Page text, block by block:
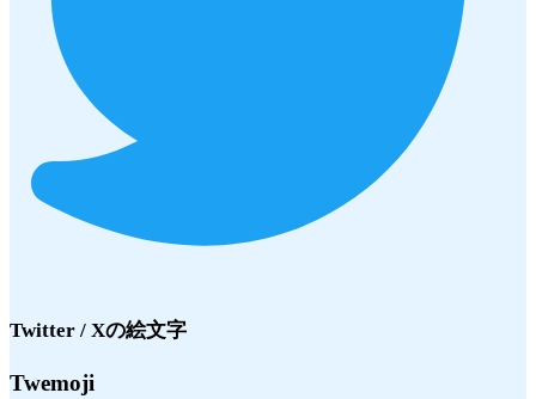
Twitter / Xの絵文字
Twemoji